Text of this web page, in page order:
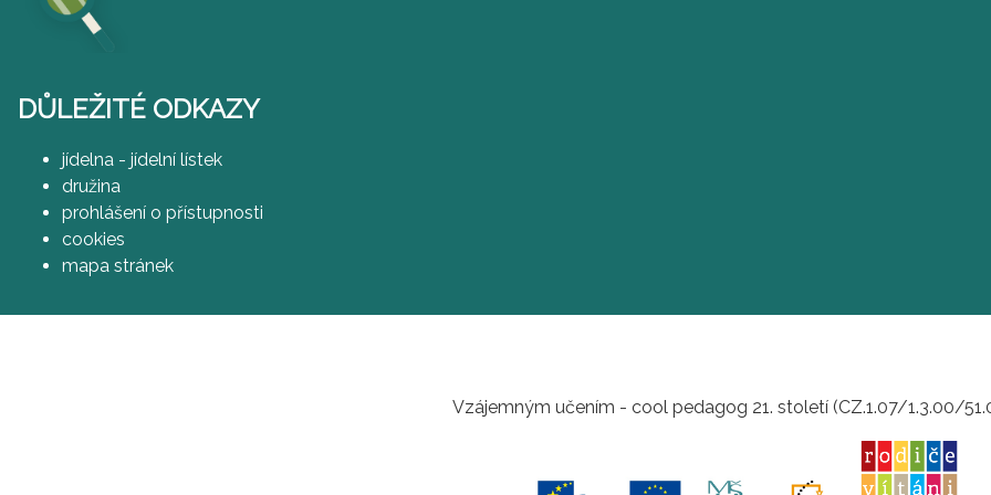
DŮLEŽITÉ ODKAZY
jídelna - jídelní lístek
družina
prohlášení o přístupnosti
cookies
mapa stránek
Vzájemným učením - cool pedagog 21. století (CZ.1.07/1.3.00/